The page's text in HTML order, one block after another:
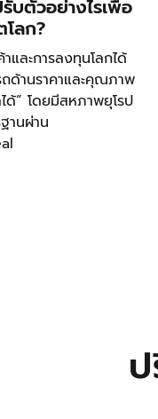
บตัวอย่างไรเพื่อ
ลก?
และการลงทุนโลกได้
ด้านราคาและคุณภาพ
” โดยมีสหภาพยุโรป
านผ่าน